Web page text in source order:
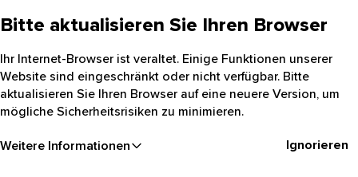
Bitte aktualisieren Sie Ihren Browser
Ihr Internet-Browser ist veraltet. Einige Funktionen unserer
Website sind eingeschränkt oder nicht verfügbar. Bitte
aktualisieren Sie Ihren Browser auf eine neuere Version, um
mögliche Sicherheitsrisiken zu minimieren.
Weitere Informationen Ignorieren